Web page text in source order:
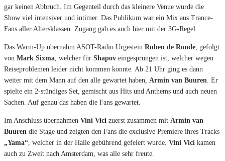
gar keinen Abbruch. Im Gegenteil durch das kleinere Venue wurde die
Show viel intensiver und intimer. Das Publikum war ein Mix aus Trance-
Fans aller Altersklassen. Zugang gab es auch hier mit der 3G-Regel.
Das Warm-Up übernahm ASOT-Radio Urgestein Ruben de Ronde , gefolgt
von Mark Sixma , welcher für Shapov eingesprungen ist, welcher wegen
Reiseproblemen leider nicht kommen konnte. Ab 21 Uhr ging es dann
weiter mit dem Mann auf den alle gewartet haben, Armin van Buuren . Er
spielte ein 2-stündiges Set, gemischt aus Hits und Anthems und auch neuen
Sachen. Auf genau das haben die Fans gewartet.
Im Anschluss übernahmen Vini Vici zuerst zusammen mit Armin van
Buuren die Stage und zeigten den Fans die exclusive Premiere ihres Tracks
„Yama“ , welcher in der Halle gebührend gefeiert wurde. Vini Vici kamen
auch zu Zweit nach Amsterdam, was alle sehr freute.